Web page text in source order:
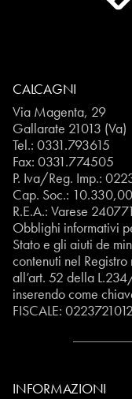
CALCAGNI
Via Magenta, 29
Gallarate 21013 (Va)
Tel.: 0331.793615
Fax: 0331.774505
P. Iva/Reg. Imp.:
Cap. Soc.:
R.E.A.: Varese 240771
Obblighi informativi
Stato e gli aiuti de
contenuti nel
all’art. 52 della
inserendo come
FISCALE:
INFORMAZIONI